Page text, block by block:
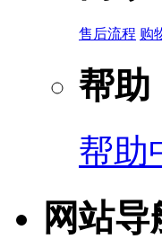
售后流程 购
帮助
帮助
网站导